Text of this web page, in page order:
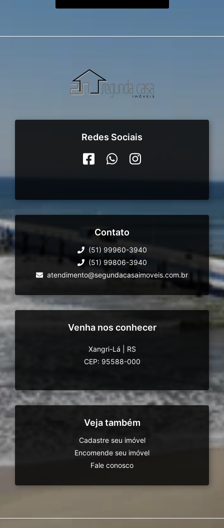
Redes Sociais
Contato
(51) 99960-3940
(51) 99806-3940
atendimento@segundacasaimoveis.com.br
Venha nos conhecer
Xangri-Lá
RS
CEP: 95588-000
Veja também
Cadastre seu imóvel
Encomende seu imóvel
Fale conosco